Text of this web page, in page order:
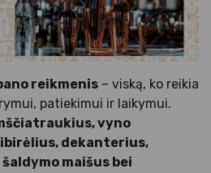
reikmenis – viską, ko reikia
patiekimui ir laikymui.
vyno
dekanterius,
maišus bei